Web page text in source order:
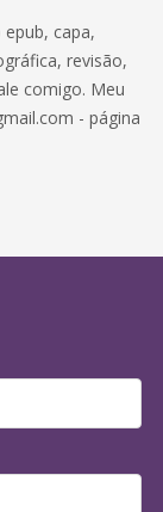
capa,
revisão,
comigo. Meu
- página